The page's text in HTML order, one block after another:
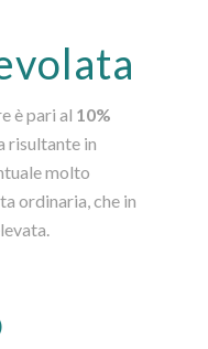
è pari al 10%
risultante in
molto
ordinaria, che in